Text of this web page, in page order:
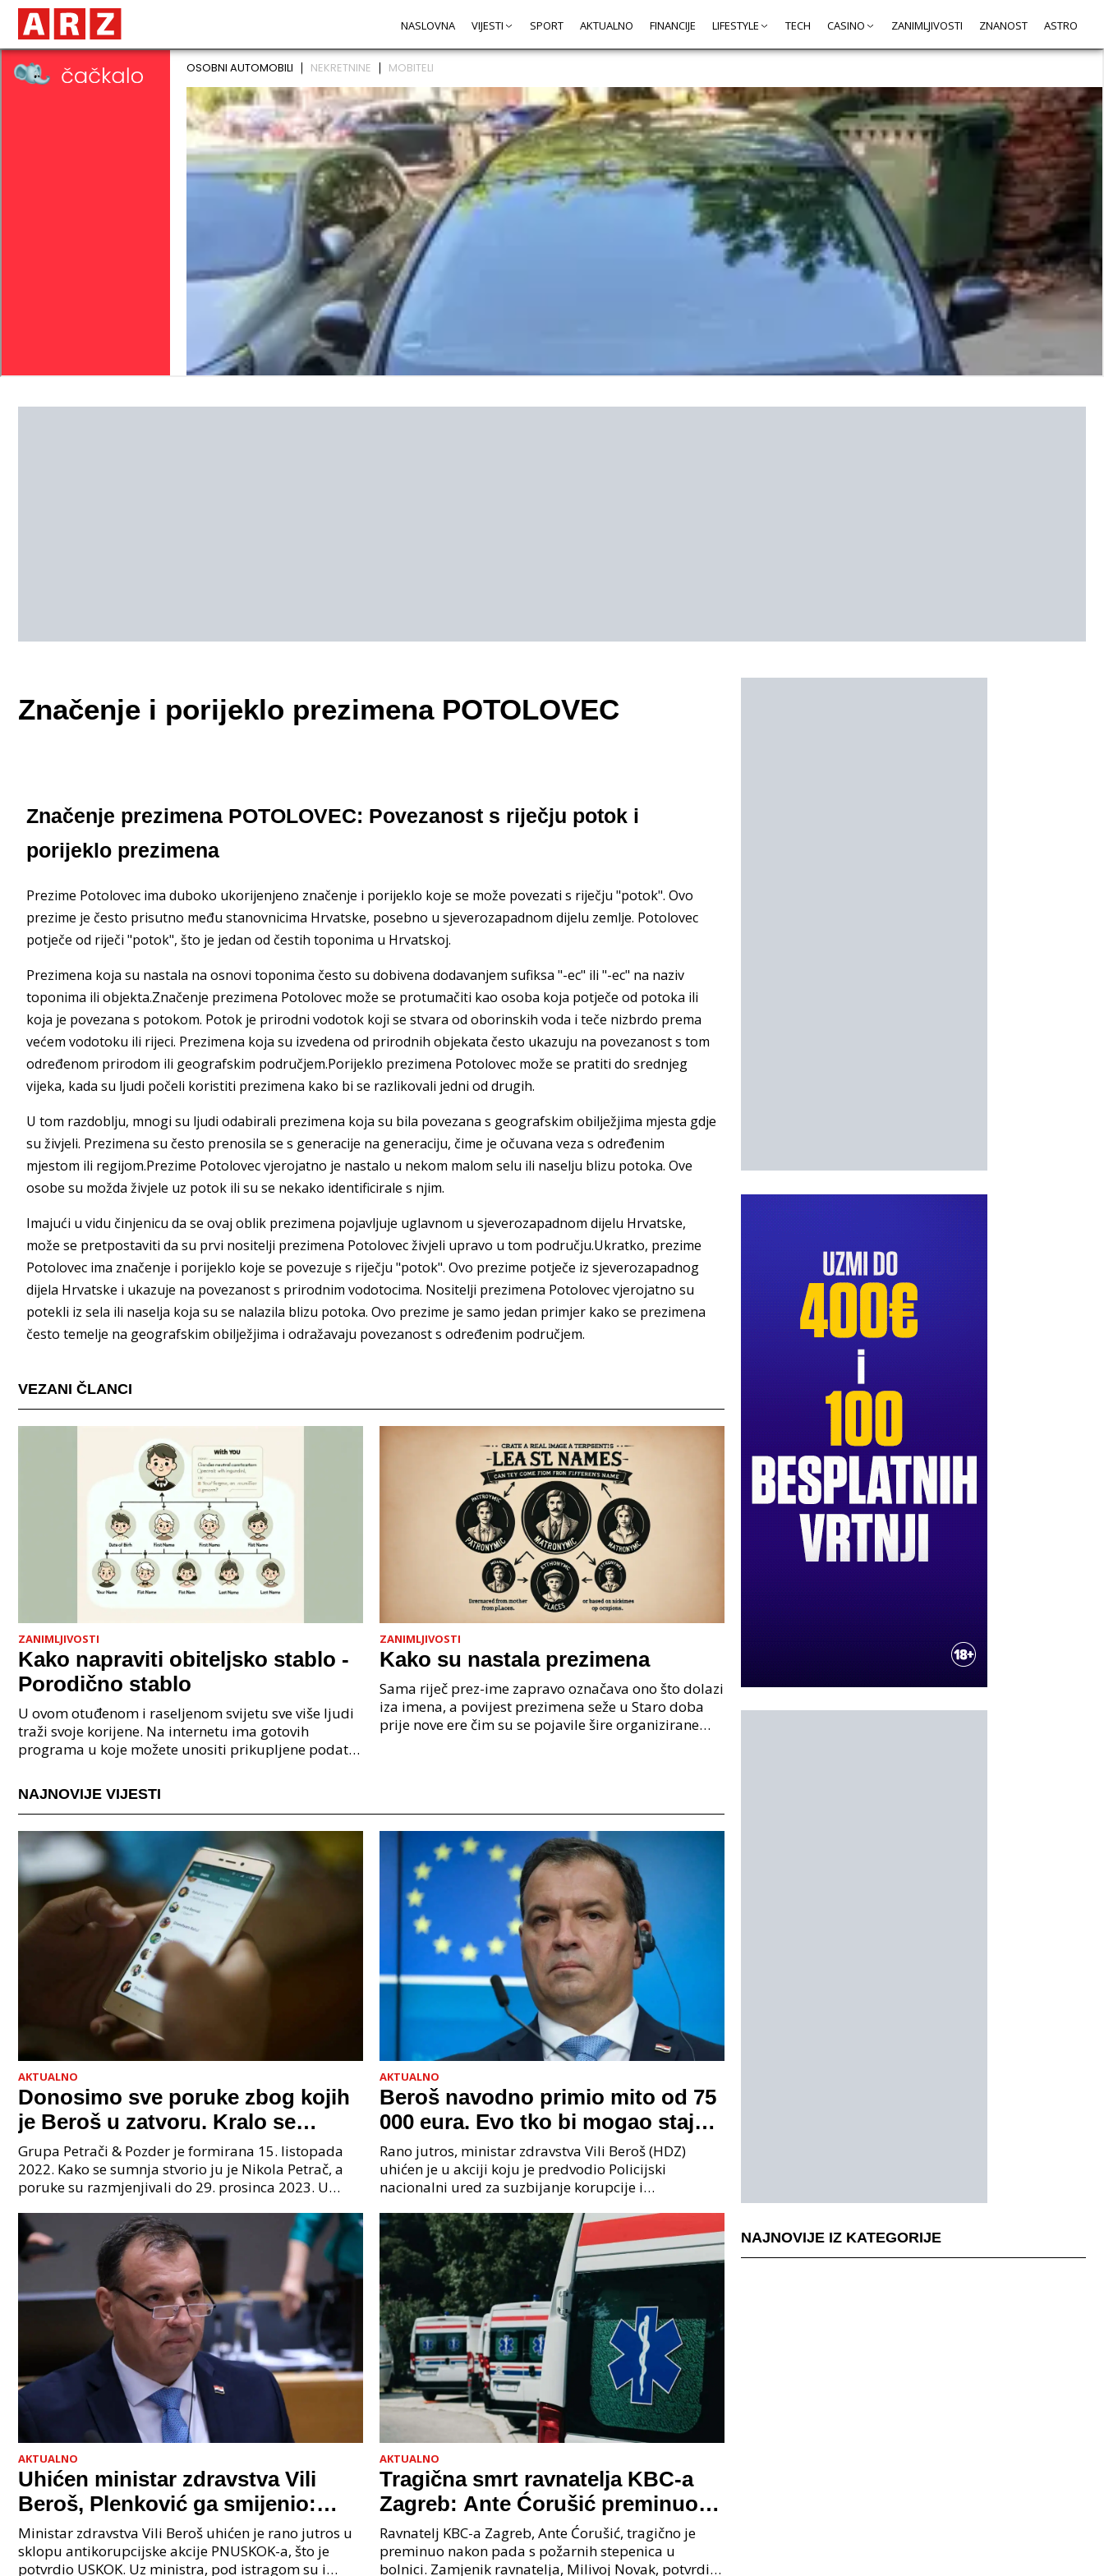
NASLOVNA VIJESTI SPORT AKTUALNO FINANCIJE LIFESTYLE TECH CASINO ZANIMLJIVOSTI ZNANOST ASTRO
Značenje i porijeklo prezimena POTOLOVEC
Značenje prezimena POTOLOVEC: Povezanost s riječju potok i
porijeklo prezimena
Prezime Potolovec ima duboko ukorijenjeno značenje i porijeklo koje se može povezati s riječju "potok". Ovo
prezime je često prisutno među stanovnicima Hrvatske, posebno u sjeverozapadnom dijelu zemlje. Potolovec
potječe od riječi "potok", što je jedan od čestih toponima u Hrvatskoj.
Prezimena koja su nastala na osnovi toponima često su dobivena dodavanjem sufiksa "-ec" ili "-ec" na naziv
toponima ili objekta.Značenje prezimena Potolovec može se protumačiti kao osoba koja potječe od potoka ili
koja je povezana s potokom. Potok je prirodni vodotok koji se stvara od oborinskih voda i teče nizbrdo prema
većem vodotoku ili rijeci. Prezimena koja su izvedena od prirodnih objekata često ukazuju na povezanost s tom
određenom prirodom ili geografskim područjem.Porijeklo prezimena Potolovec može se pratiti do srednjeg
vijeka, kada su ljudi počeli koristiti prezimena kako bi se razlikovali jedni od drugih.
U tom razdoblju, mnogi su ljudi odabirali prezimena koja su bila povezana s geografskim obilježjima mjesta gdje
su živjeli. Prezimena su često prenosila se s generacije na generaciju, čime je očuvana veza s određenim
mjestom ili regijom.Prezime Potolovec vjerojatno je nastalo u nekom malom selu ili naselju blizu potoka. Ove
osobe su možda živjele uz potok ili su se nekako identificirale s njim.
Imajući u vidu činjenicu da se ovaj oblik prezimena pojavljuje uglavnom u sjeverozapadnom dijelu Hrvatske,
može se pretpostaviti da su prvi nositelji prezimena Potolovec živjeli upravo u tom području.Ukratko, prezime
Potolovec ima značenje i porijeklo koje se povezuje s riječju "potok". Ovo prezime potječe iz sjeverozapadnog
dijela Hrvatske i ukazuje na povezanost s prirodnim vodotocima. Nositelji prezimena Potolovec vjerojatno su
potekli iz sela ili naselja koja su se nalazila blizu potoka. Ovo prezime je samo jedan primjer kako se prezimena
često temelje na geografskim obilježjima i odražavaju povezanost s određenim područjem.
VEZANI ČLANCI
ZANIMLJIVOSTI
Kako napraviti obiteljsko stablo -
Porodično stablo
U ovom otuđenom i raseljenom svijetu sve više ljudi
traži svoje korijene. Na internetu ima gotovih
programa u koje možete unositi prikupljene podatke
ZANIMLJIVOSTI
Kako su nastala prezimena
Sama riječ prez-ime zapravo označava ono što dolazi
iza imena, a povijest prezimena seže u Staro doba
prije nove ere čim su se pojavile šire organizirane
NAJNOVIJE VIJESTI
AKTUALNO
Donosimo sve poruke zbog kojih
je Beroš u zatvoru. Kralo se
godinama. Tko će iz vlade biti
sljedeći uhićen?
Grupa Petrači & Pozder je formirana 15. listopada
2022. Kako se sumnja stvorio ju je Nikola Petrač, a
poruke su razmjenjivali do 29. prosinca 2023. U
AKTUALNO
Beroš navodno primio mito od 75
000 eura. Evo tko bi mogao stajati
na čelu zločinačkog udruženja
Rano jutros, ministar zdravstva Vili Beroš (HDZ)
uhićen je u akciji koju je predvodio Policijski
nacionalni ured za suzbijanje korupcije i
priopćenju USKOK
AKTUALNO
Uhićen ministar zdravstva Vili
Beroš, Plenković ga smijenio:
Istraga USKOK-a zbog korupcije
Ministar zdravstva Vili Beroš uhićen je rano jutros u
sklopu antikorupcijske akcije PNUSKOK-a, što je
potvrdio USKOK. Uz ministra, pod istragom su i
AKTUALNO
Tragična smrt ravnatelja KBC-a
Zagreb: Ante Ćorušić preminuo
nakon pada u bolnici, policija na
mjestu događaja
Ravnatelj KBC-a Zagreb, Ante Ćorušić, tragično je
preminuo nakon pada s požarnih stepenica u
bolnici. Zamjenik ravnatelja, Milivoj Novak, potvrdio
NAJNOVIJE IZ KATEGORIJE